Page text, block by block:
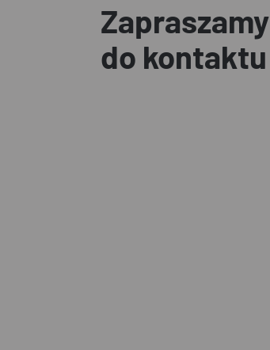
Zapraszamy
do kontaktu